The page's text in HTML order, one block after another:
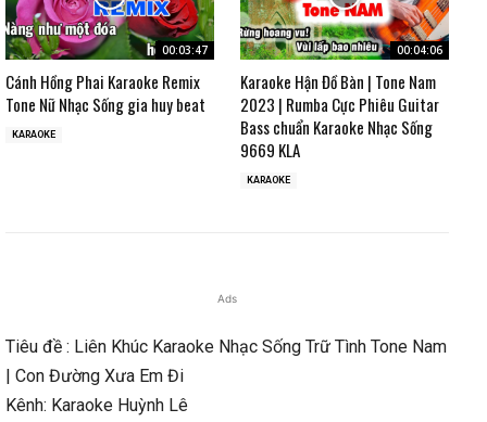
00:03:47
Cánh Hồng Phai Karaoke Remix
Tone Nữ Nhạc Sống gia huy beat
KARAOKE
00:04:06
Karaoke Hận Đồ Bàn | Tone Nam
2023 | Rumba Cực Phiêu Guitar
Bass chuẩn Karaoke Nhạc Sống
9669 KLA
KARAOKE
Ads
Tiêu đề : Liên Khúc Karaoke Nhạc Sống Trữ Tình Tone Nam
| Con Đường Xưa Em Đi
Kênh: Karaoke Huỳnh Lê